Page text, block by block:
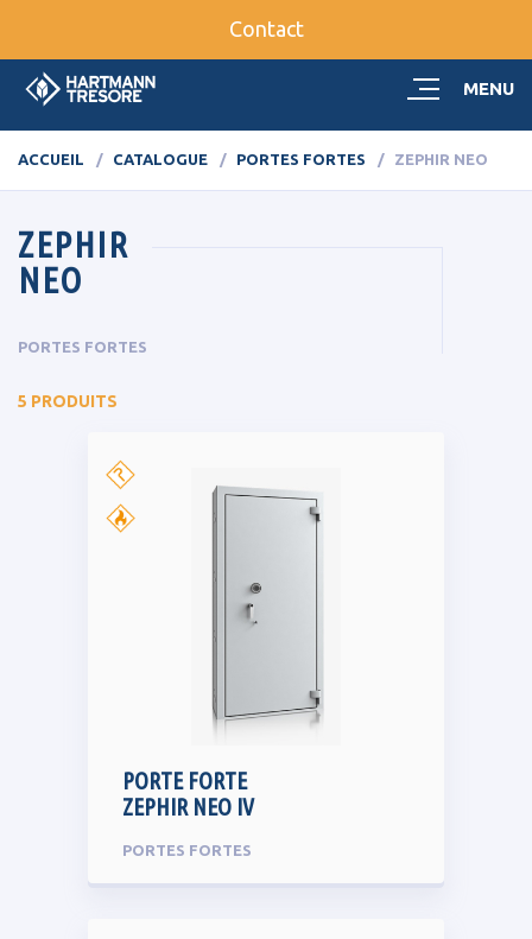
MENU
Contact
ACCUEIL CATALOGUE PORTES FORTES ZEPHIR NEO
ZEPHIR
NEO
PORTES FORTES
5 PRODUITS
PORTE FORTE
ZEPHIR NEO IV
PORTES FORTES